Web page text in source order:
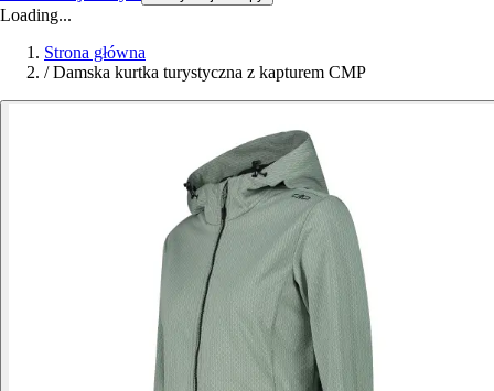
Loading...
Strona główna
/ Damska kurtka turystyczna z kapturem CMP